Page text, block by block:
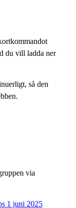
du vill ladda ner
så den
via
1 juni 2025